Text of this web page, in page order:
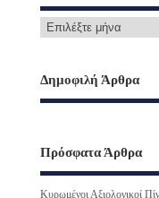
Δημοφιλή Άρθρα
Πρόσφατα Άρθρα
Κυρωμένοι Αξιολογικοί